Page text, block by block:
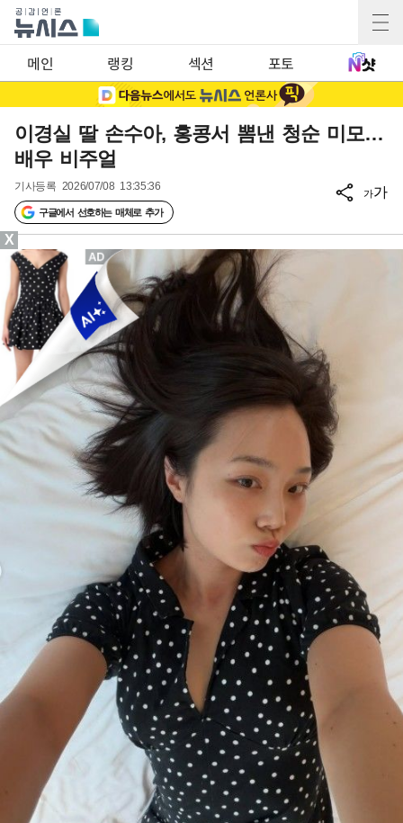
메인 랭킹 섹션 포토
이경실 딸 손수아, 홍콩서 뽐낸 청순 미모…
배우 비주얼
기사등록 2026/07/08 13:35:36
구글에서 선호하는 매체로 추가
가가
X